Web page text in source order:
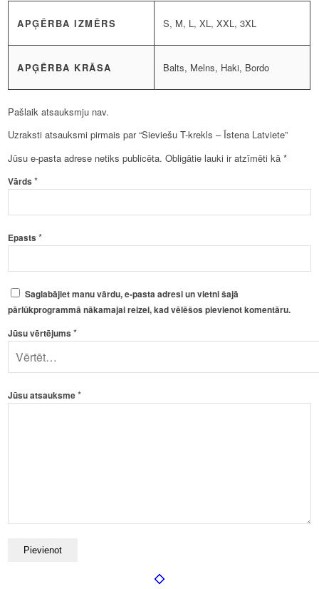
APĢĒRBA IZMĒRS S, M, L, XL, XXL, 3XL
APĢĒRBA KRĀSA Balts, Melns, Haki, Bordo
Pašlaik atsauksmju nav.
Uzraksti atsauksmi pirmais par “Sieviešu T-krekls – Īstena Latviete”
Jūsu e-pasta adrese netiks publicēta. Obligātie lauki ir atzīmēti kā*
Vārds*
Epasts*
Saglabājiet manu vārdu, e-pasta adresi un vietni šajā
pārlūkprogrammā nākamajai reizei, kad vēlēšos pievienot komentāru.
Jūsu vērtējums*
Jūsu atsauksme*